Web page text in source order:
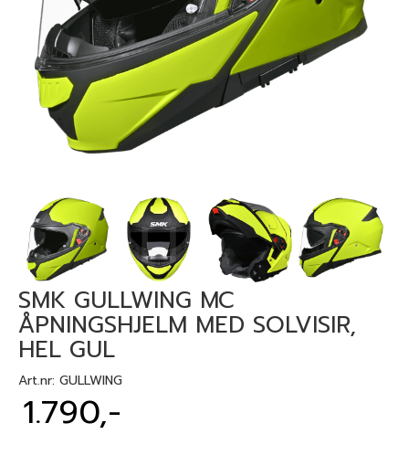
Previous Next
SMK GULLWING MC
ÅPNINGSHJELM MED SOLVISIR,
HEL GUL
Art.nr: GULLWING
1.790,-